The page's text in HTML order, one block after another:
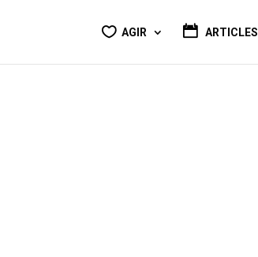
AGIR ARTICLES